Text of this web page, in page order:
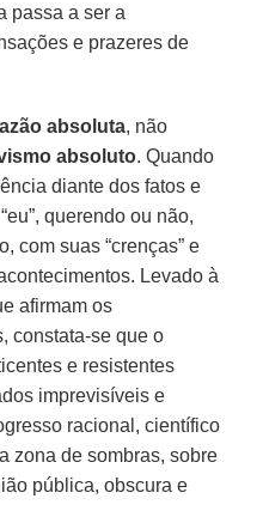
passa a ser a
e prazeres de
absoluta, não
absoluto. Quando
diante dos fatos e
querendo ou não,
com suas “crenças” e
Levado à
afirmam os
constata-se que o
e resistentes
imprevisíveis e
racional, científico
zona de sombras, sobre
pública, obscura e